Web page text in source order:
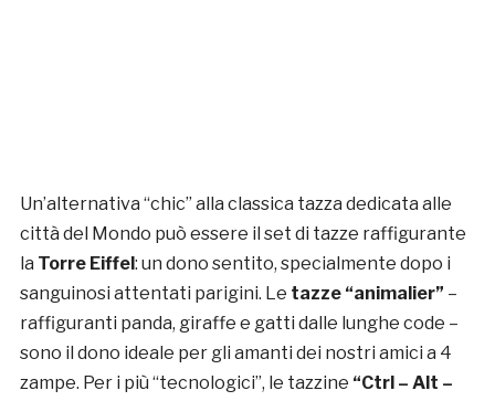
Un’alternativa “chic” alla classica tazza dedicata alle
città del Mondo può essere il set di tazze raffigurante
la Torre Eiffel: un dono sentito, specialmente dopo i
sanguinosi attentati parigini. Le tazze “animalier” –
raffiguranti panda, giraffe e gatti dalle lunghe code –
sono il dono ideale per gli amanti dei nostri amici a 4
zampe. Per i più “tecnologici”, le tazzine “Ctrl – Alt –